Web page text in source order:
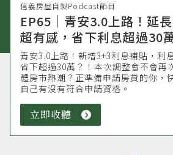
信義房屋自製Podcast節目
EP65｜青安3.0上路！延
超有感，省下利息超過30
青安3.0上路！新增3+3利息補貼，利
省下超過30萬？！本次調整會不會再
體房市熱潮？正準備申請房貸的你，
自己有沒有符合申請資格。
立即收聽
即
收